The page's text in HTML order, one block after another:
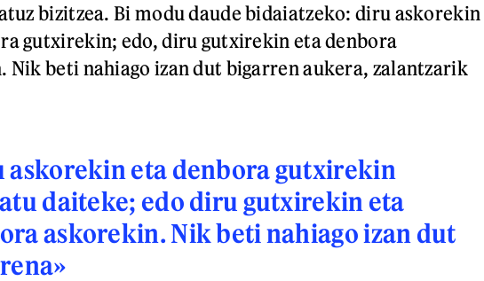
bizitzea. Bi modu daude bidaiatzeko: diru askorekin
gutxirekin; edo, diru gutxirekin eta denbora
Nik beti nahiago izan dut bigarren aukera, zalantzarik
askorekin eta denbora gutxirekin
daiteke; edo diru gutxirekin eta
askorekin. Nik beti nahiago izan dut